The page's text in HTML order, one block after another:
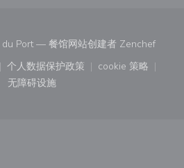
Port — 餐馆网站创建者 Zenchef((在新
窗口中打开))
个人数据保护政策
((在新窗口中打开))
cookie 策略
((在新窗口
无障碍设施
((在新窗口中打开))